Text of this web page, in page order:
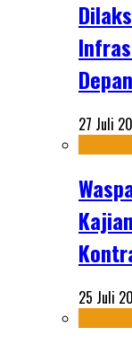
Depan
27 Juli
25 Juli